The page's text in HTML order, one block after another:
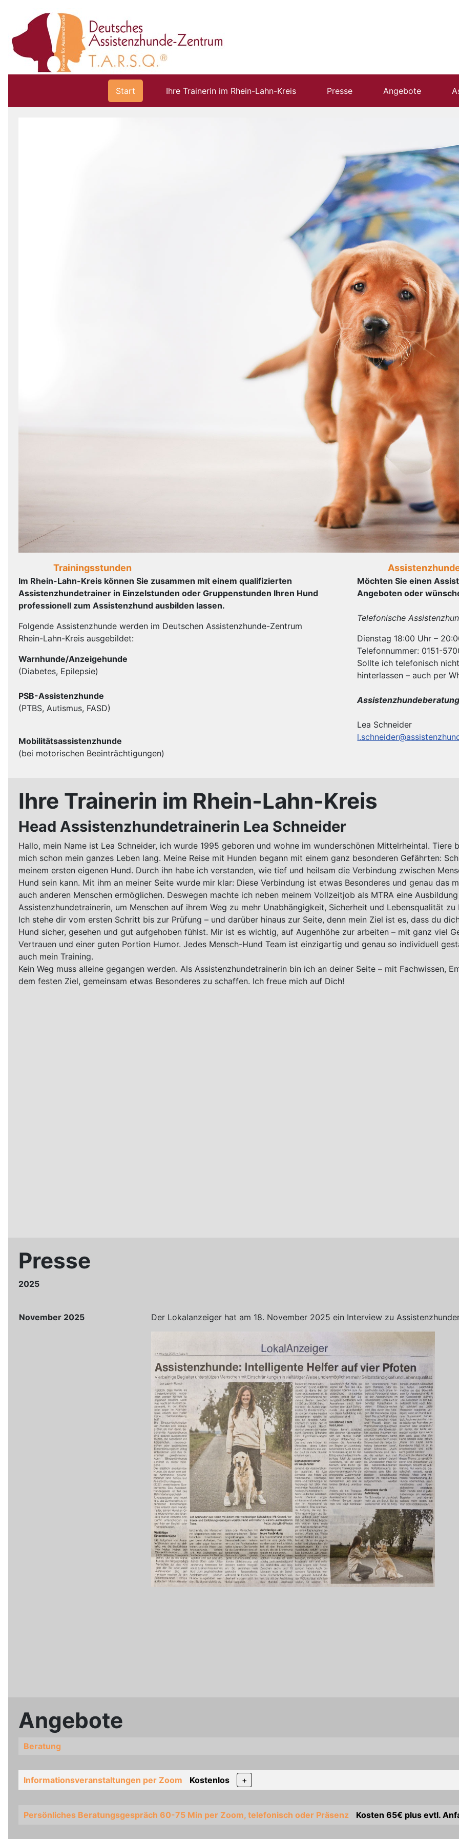
Start Ihre Trainerin im Rhein-Lahn-Kreis Presse Angebote
Möchten Sie einen
Angeboten oder
Telefonische
Dienstag 18:00 Uhr –
Telefonnummer: 0151-
Sollte ich telefonisch
hinterlassen – auch per
Lea Schneider
Trainingsstunden
Im Rhein-Lahn-Kreis können Sie zusammen mit einem qualifizierten
Assistenzhundetrainer in Einzelstunden oder Gruppenstunden Ihren Hund
professionell zum Assistenzhund ausbilden lassen.
Folgende Assistenzhunde werden im Deutschen Assistenzhunde-Zentrum
Rhein-Lahn-Kreis ausgebildet:
Warnhunde/Anzeigehunde
(Diabetes, Epilepsie)
PSB-Assistenzhunde
(PTBS, Autismus, FASD)
Mobilitätsassistenzhunde
(bei motorischen Beeinträchtigungen)
Ihre Trainerin im Rhein-Lahn-Kreis
Head Assistenzhundetrainerin Lea Schneider
Hallo, mein Name ist Lea Schneider, ich wurde 1995 geboren und wohne im wunderschönen Mittelrheintal. Tiere
mich schon mein ganzes Leben lang. Meine Reise mit Hunden begann mit einem ganz besonderen Gefährten:
meinem ersten eigenen Hund. Durch ihn habe ich verstanden, wie tief und heilsam die Verbindung zwischen
Hund sein kann. Mit ihm an meiner Seite wurde mir klar: Diese Verbindung ist etwas Besonderes und genau das
auch anderen Menschen ermöglichen. Deswegen machte ich neben meinem Vollzeitjob als MTRA eine
Assistenzhundetrainerin, um Menschen auf ihrem Weg zu mehr Unabhängigkeit, Sicherheit und Lebensqualität zu
Ich stehe dir vom ersten Schritt bis zur Prüfung – und darüber hinaus zur Seite, denn mein Ziel ist es, dass du
Hund sicher, gesehen und gut aufgehoben fühlst. Mir ist es wichtig, auf Augenhöhe zur arbeiten – mit ganz viel
Vertrauen und einer guten Portion Humor. Jedes Mensch-Hund Team ist einzigartig und genau so individuell
auch mein Training.
Kein Weg muss alleine gegangen werden. Als Assistenzhundetrainerin bin ich an deiner Seite – mit Fachwissen,
dem festen Ziel, gemeinsam etwas Besonderes zu schaffen. Ich freue mich auf Dich!
Presse
2025
November 2025 Der Lokalanzeiger hat am 18. November 2025 ein Interview zu
Angebote
Beratung
Informationsveranstaltungen per Zoom Kostenlos +
Persönliches Beratungsgespräch 60-75 Min per Zoom, telefonisch oder Präsenz Kosten 65€ plus evtl.